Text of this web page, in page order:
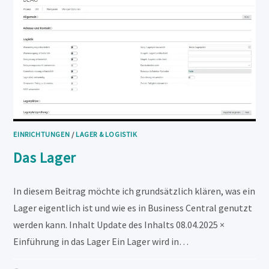
EINRICHTUNGEN / LAGER & LOGISTIK
Das Lager
In diesem Beitrag möchte ich grundsätzlich klären, was ein
Lager eigentlich ist und wie es in Business Central genutzt
werden kann. Inhalt Update des Inhalts 08.04.2025 ×
Einführung in das Lager Ein Lager wird in…